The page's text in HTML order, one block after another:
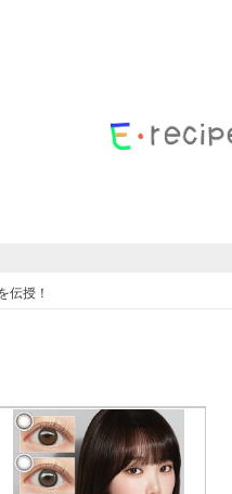
伝授！